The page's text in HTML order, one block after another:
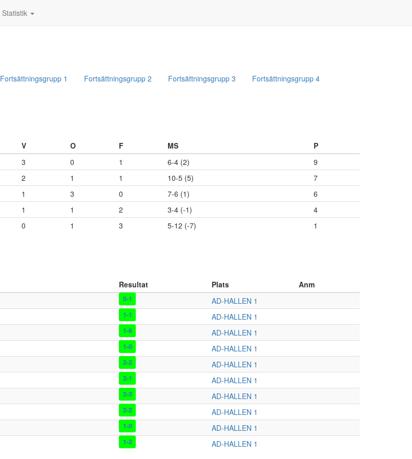
Statistik
Fortsättningsgrupp 1 Fortsättningsgrupp 2 Fortsättningsgrupp 3
Fortsättningsgrupp 4
V O F MS
P
3 0 1 6-4 (2)
9
2 1 1 10-5 (5)
7
1 3 0 7-6 (1)
6
1 1 2 3-4 (-1)
4
0 1 3 5-12 (-7) 1
Resultat Plats
Anm
0-1
AD-HALLEN 1
1-1
AD-HALLEN 1
1-6
AD-HALLEN 1
1-0
AD-HALLEN 1
2-2
AD-HALLEN 1
2-1
AD-HALLEN 1
2-3
AD-HALLEN 1
2-2
AD-HALLEN 1
1-0
AD-HALLEN 1
1-2 AD-HALLEN 1